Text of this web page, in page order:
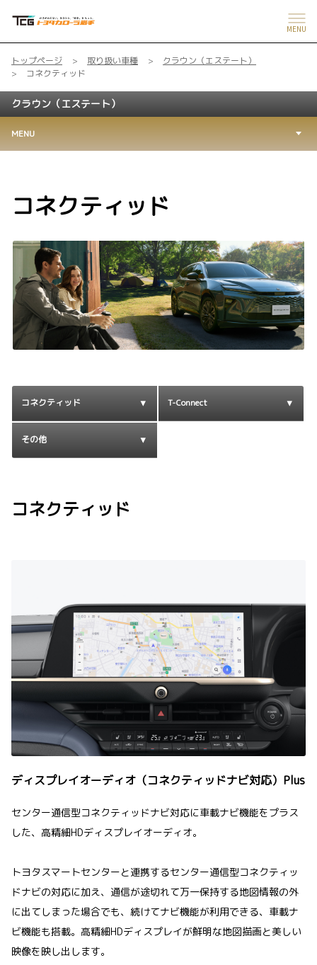
MENU
トップページ 取り扱い車種
クラウン（エステート）
コネクティッド
クラウン（エステート）
MENU
コネクティッド
コネクティッド T-Connect
その他
コネクティッド
ディスプレイオーディオ（コネクティッドナビ対応）Plus
センター通信型コネクティッドナビ対応に車載ナビ機能をプラス
した、高精細HDディスプレイオーディオ。
トヨタスマートセンターと連携するセンター通信型コネクティッ
ドナビの対応に加え、通信が途切れて万一保持する地図情報の外
に出てしまった場合でも、続けてナビ機能が利用できる、車載ナ
ビ機能も搭載。高精細HDディスプレイが鮮明な地図描画と美しい
映像を映し出します。